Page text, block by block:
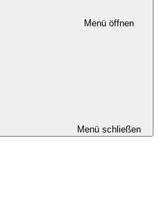
Menü öffnen
Menü schließen